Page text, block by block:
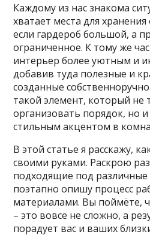
Каждому из нас знакома
хватает места для
если гардероб большой, а
ограниченное. К тому же
интерьер более уютным и
добавив туда полезные и
созданные
такой элемент, который не
организовать порядок, но
стильным акцентом в
В этой статье я расскажу,
своими руками. Раскрою
подходящие под
поэтапно опишу процесс
материалами. Вы поймёте,
– это вовсе не сложно, а
порадует вас и ваших